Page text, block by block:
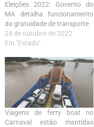
Eleições 2022: Governo do
MA detalha funcionamento
da gratuidade de transporte
24 de outubro de 2022
Em "Estado"
Viagens de ferry boat no
Carnaval estão mantidas